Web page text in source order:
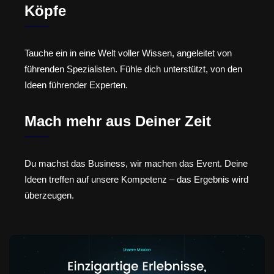
Köpfe
Tauche ein in eine Welt voller Wissen, angeleitet von
führenden Spezialisten. Fühle dich unterstützt, von den
Ideen führender Experten.
Mach mehr aus Deiner Zeit
Du machst das Business, wir machen das Event. Deine
Ideen treffen auf unsere Kompetenz – das Ergebnis wird
überzeugen.